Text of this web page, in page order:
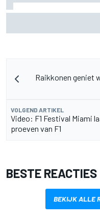
Raikkonen geniet
VOLGEND ARTIKEL
Video: F1 Festival Miami
proeven van F1
BESTE REACTIES
BEKIJK ALLE